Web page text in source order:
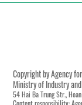
Copyright by Agency
Ministry of Industry
54 Hai Ba Trung Str.,